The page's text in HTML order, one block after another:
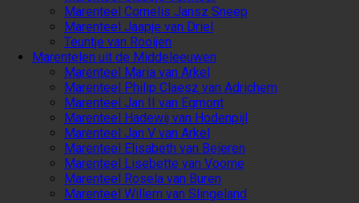
Marenteel Cornelis Jansz Sneep
Marenteel Jaapje van Driel
Teuntje van Rooijen
Marentelen uit de Middeleeuwen
Marenteel Maria van Arkel
Marenteel Philip Claesz van Adrichem
Marenteel Jan II van Egmont
Marenteel Hadewij van Hodenpijl
Marenteel Jan V van Arkel
Marenteel Elisabeth van Beieren
Marenteel Lisebette van Voorne
Marenteel Rosela van Buren
Marenteel Willem van Slingeland